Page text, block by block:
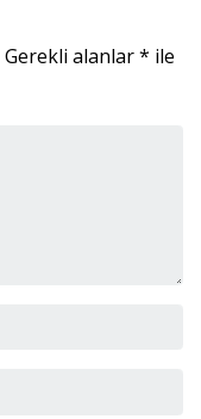
Gerekli alanlar* ile